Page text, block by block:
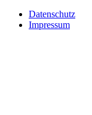
Datenschutz
Impressum